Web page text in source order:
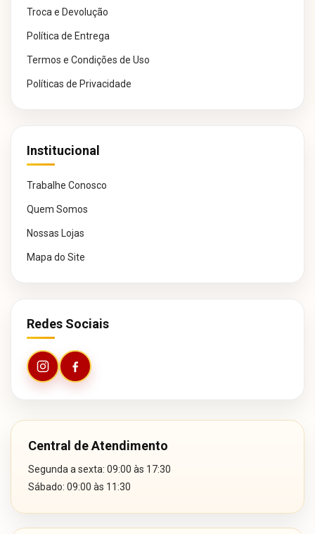
Troca e Devolução
Política de Entrega
Termos e Condições de Uso
Políticas de Privacidade
Institucional
Trabalhe Conosco
Quem Somos
Nossas Lojas
Mapa do Site
Redes Sociais
Central de Atendimento
Segunda a sexta: 09:00 às 17:30
Sábado: 09:00 às 11:30